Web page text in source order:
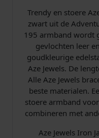
5
c
m
A
Z
-
B
L
0
0
5
Trendy en stoere
zwart uit de
195 armband wordt
gevlochten leer
goudkleurige
Aze Jewels. De
Alle Aze Jewels
beste materialen.
stoere armband
combineren met
Aze Jewels Iron